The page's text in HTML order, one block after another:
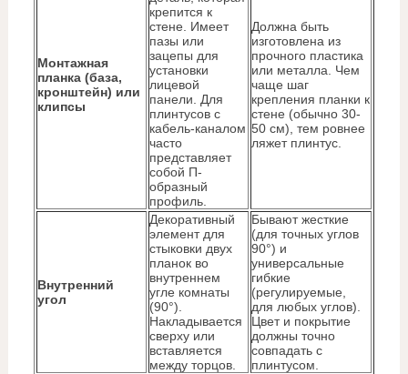
Монтажная
планка (база,
кронштейн) или
клипсы
крепится к
стене. Имеет
пазы или
зацепы для
установки
лицевой
панели. Для
плинтусов с
кабель-каналом
часто
представляет
собой П-
образный
профиль.
Должна быть
изготовлена из
прочного пластика
или металла. Чем
чаще шаг
крепления планки к
стене (обычно 30-
50 см), тем ровнее
ляжет плинтус.
Внутренний
угол
Декоративный
элемент для
стыковки двух
планок во
внутреннем
угле комнаты
(90°).
Накладывается
сверху или
вставляется
между торцов.
Бывают жесткие
(для точных углов
90°) и
универсальные
гибкие
(регулируемые,
для любых углов).
Цвет и покрытие
должны точно
совпадать с
плинтусом.